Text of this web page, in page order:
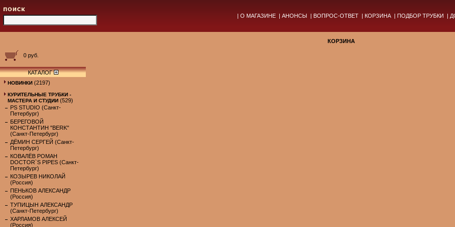
| О МАГАЗИНЕ | АНОНСЫ | ВОПРОС-ОТВЕТ | КОРЗИНА | ПОДБОР ТРУБКИ |
КОРЗИНА
0 руб.
КАТАЛОГ
НОВИНКИ (2197)
КУРИТЕЛЬНЫЕ ТРУБКИ -
МАСТЕРА И СТУДИИ (529)
PS STUDIO (Санкт-
Петербург)
БЕРЕГОВОЙ
КОНСТАНТИН "BERK"
(Санкт-Петербург)
ДЁМИН СЕРГЕЙ (Санкт-
Петербург)
КОВАЛЁВ РОМАН
DOCTOR`S PIPES (Санкт-
Петербург)
КОЗЫРЕВ НИКОЛАЙ
(Россия)
ПЕНЬКОВ АЛЕКСАНДР
(Россия)
ТУПИЦЫН АЛЕКСАНДР
(Санкт-Петербург)
ХАРЛАМОВ АЛЕКСЕЙ
(Россия)